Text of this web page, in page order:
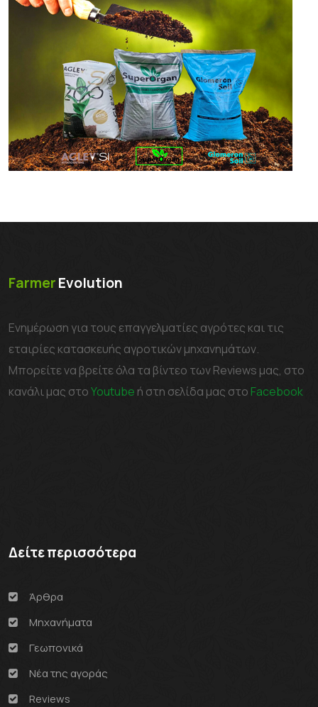
FarmerEvolution
Ενημέρωση για τους επαγγελματίες αγρότες και τις
εταιρίες κατασκευής αγροτικών μηχανημάτων.
Μπορείτε να βρείτε όλα τα βίντεο των Reviews μας, στο
κανάλι μας στοYoutube ή στη σελίδα μας στοFacebook
Δείτε περισσότερα
Άρθρα
Μηχανήματα
Γεωπονικά
Νέα της αγοράς
Reviews